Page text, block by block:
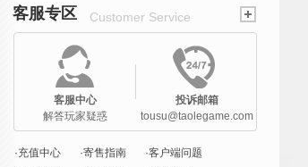
客服专区 Customer Service
客服中心
解答玩家疑惑
投诉邮箱
tousu@taolegame.com
·充值中心 ·寄售指南
·客户端问题